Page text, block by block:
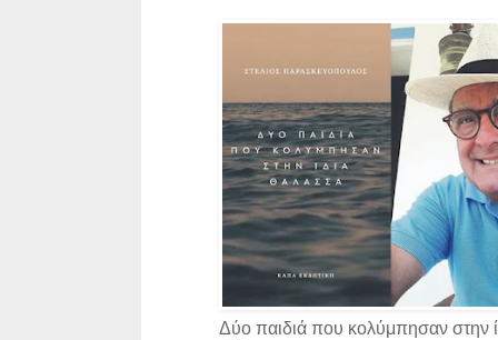
Δύο παιδιά που κολύμπησαν στην